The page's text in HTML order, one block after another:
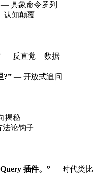
— 具象命令罗列
知颠覆
— 反直觉 + 数据
?” — 开放式追问
揭秘
论钩子
插件。” — 时代类比